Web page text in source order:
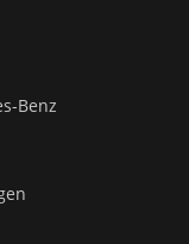
Benz